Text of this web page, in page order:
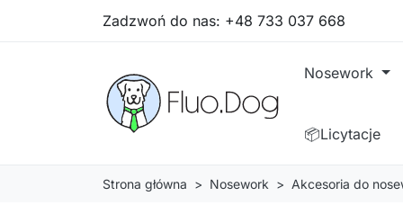
Zadzwoń do nas: +48 733 037 668
Nosework
📦Licytacje
Strona główna Nosework Akcesoria do